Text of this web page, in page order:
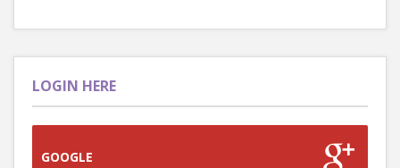
LOGIN HERE
GOOGLE